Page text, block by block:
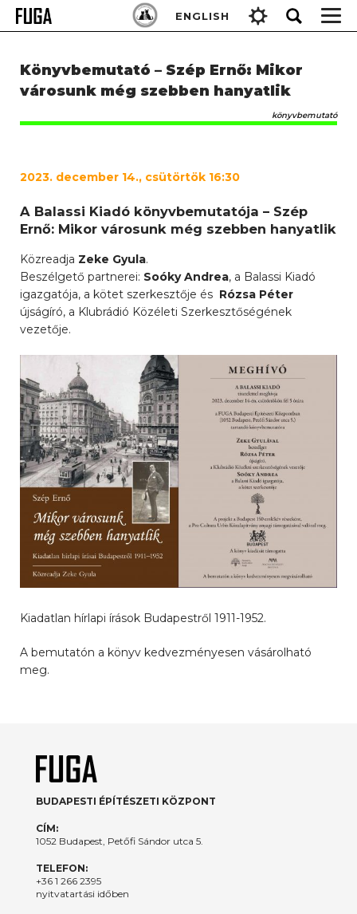
Skip
ENGLISH
Keresés:
Könyvbemutató – Szép Ernő: Mikor
városunk még szebben hanyatlik
könyvbemutató
2023. december 14., csütörtök 16:30
A Balassi Kiadó könyvbemutatója – Szép
Ernő: Mikor városunk még szebben hanyatlik
Közreadja Zeke Gyula.
Beszélgető partnerei: Soóky Andrea, a Balassi Kiadó
igazgatója, a kötet szerkesztője és Rózsa Péter
újságíró, a Klubrádió Közéleti Szerkesztőségének
vezetője.
Kiadatlan hírlapi írások Budapestről 1911-1952.
A bemutatón a könyv kedvezményesen vásárolható
meg.
BUDAPESTI ÉPÍTÉSZETI KÖZPONT
CÍM:
1052 Budapest, Petőfi Sándor utca 5.
TELEFON:
+36 1 266 2395
nyitvatartási időben